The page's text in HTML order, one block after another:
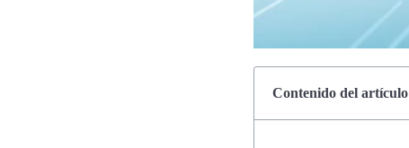
Contenido del artículo